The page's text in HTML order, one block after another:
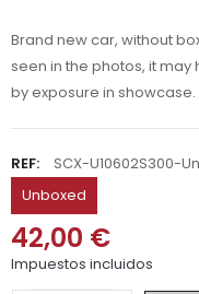
Brand new car, without
seen in the photos, it
by exposure in showcase.
REF:
SCX-U10602S300-
Unboxed
42,00 €
Impuestos incluidos